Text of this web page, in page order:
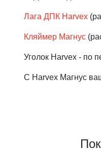
Лага ДПК Harvex
Кляймер Магнус
Уголок Harvex - по
С Harvex Магнус